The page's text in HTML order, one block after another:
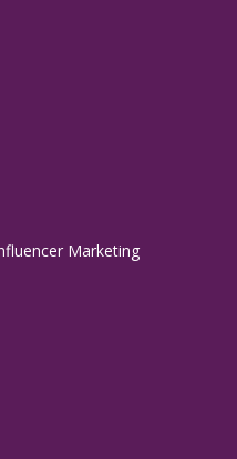
Marketing